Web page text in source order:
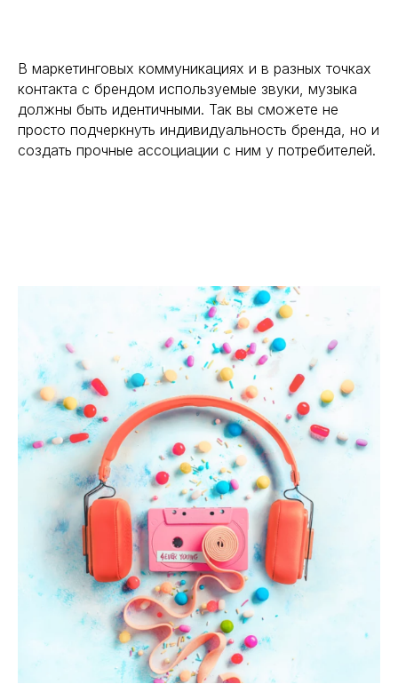
В маркетинговых коммуникациях и в разных точках
контакта с брендом используемые звуки, музыка
должны быть идентичными. Так вы сможете не
просто подчеркнуть индивидуальность бренда, но и
создать прочные ассоциации с ним у потребителей.